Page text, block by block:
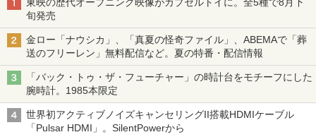
旬発売
金ロー「ナウシカ」、「真夏の怪奇ファイル」、ABEMAで「葬
送のフリーレン」無料配信など。夏の特番・配信情報
「バック・トゥ・ザ・フューチャー」の時計台をモチーフにした
腕時計。1985本限定
世界初アクティブノイズキャンセリングII搭載HDMIケーブル
「Pulsar HDMI」。SilentPowerから